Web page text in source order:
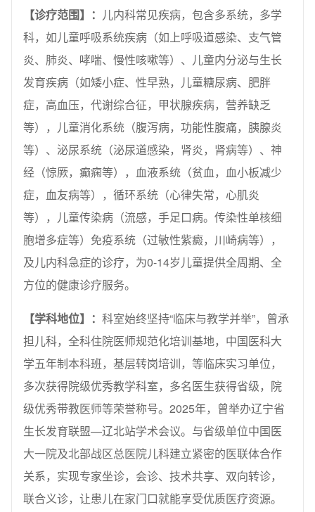
【诊疗范围】： 儿内科常见疾病，包含多系统，多学
科，如儿童呼吸系统疾病（如上呼吸道感染、支气管
炎、肺炎、哮喘、慢性咳嗽等）、儿童内分泌与生长
发育疾病（如矮小症、性早熟，儿童糖尿病、肥胖
症，高血压，代谢综合征，甲状腺疾病，营养缺乏
等），儿童消化系统（腹泻病，功能性腹痛，胰腺炎
等）、泌尿系统（泌尿道感染，肾炎，肾病等）、神
经（惊厥，癫痫等），血液系统（贫血，血小板减少
症，血友病等），循环系统（心律失常，心肌炎
等），儿童传染病（流感，手足口病。传染性单核细
胞增多症等）免疫系统（过敏性紫癜，川崎病等），
及儿内科急症的诊疗，为0-14岁儿童提供全周期、全
方位的健康诊疗服务。
【学科地位】 ： 科室始终坚持“临床与教学并举”，曾承
担儿科，全科住院医师规范化培训基地，中国医科大
学五年制本科班，基层转岗培训，等临床实习单位，
多次获得院级优秀教学科室，多名医生获得省级，院
级优秀带教医师等荣誉称号。2025年，曾举办辽宁省
生长发育联盟—辽北站学术会议。与省级单位中国医
大一院及北部战区总医院儿科建立紧密的医联体合作
关系，实现专家坐诊，会诊、技术共享、双向转诊，
联合义诊，让患儿在家门口就能享受优质医疗资源。